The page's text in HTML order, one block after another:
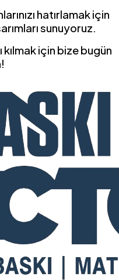
hatırlamak için
sunuyoruz.
kılmak için bize bugün